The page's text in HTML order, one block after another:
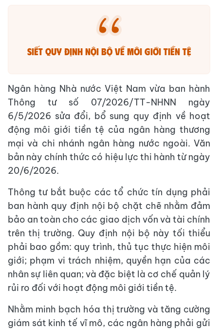
Siết quy định nội bộ về môi giới tiền tệ
Ngân hàng Nhà nước Việt Nam vừa ban hành
Thông tư số 07/2026/TT-NHNN ngày
6/5/2026 sửa đổi, bổ sung quy định về hoạt
động môi giới tiền tệ của ngân hàng thương
mại và chi nhánh ngân hàng nước ngoài. Văn
bản này chính thức có hiệu lực thi hành từ ngày
20/6/2026.
Thông tư bắt buộc các tổ chức tín dụng phải
ban hành quy định nội bộ chặt chẽ nhằm đảm
bảo an toàn cho các giao dịch vốn và tài chính
trên thị trường. Quy định nội bộ này tối thiểu
phải bao gồm: quy trình, thủ tục thực hiện môi
giới; phạm vi trách nhiệm, quyền hạn của các
nhân sự liên quan; và đặc biệt là cơ chế quản lý
rủi ro đối với hoạt động môi giới tiền tệ.
Nhằm minh bạch hóa thị trường và tăng cường
giám sát kinh tế vĩ mô, các ngân hàng phải gửi